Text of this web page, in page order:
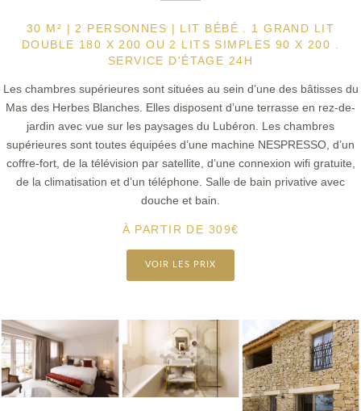
30 M² | 2 PERSONNES | LIT BÉBÉ . 1 GRAND LIT
DOUBLE 180 X 200 OU 2 LITS SIMPLES 90 X 200 .
SERVICE D'ÉTAGE 24H
Les chambres supérieures sont situées au sein d’une des bâtisses du
Mas des Herbes Blanches. Elles disposent d’une terrasse en rez-de-
jardin avec vue sur les paysages du Lubéron. Les chambres
supérieures sont toutes équipées d’une machine NESPRESSO, d’un
coffre-fort, de la télévision par satellite, d’une connexion wifi gratuite,
de la climatisation et d’un téléphone. Salle de bain privative avec
douche et bain.
À PARTIR DE 309€
VOIR LES PRIX